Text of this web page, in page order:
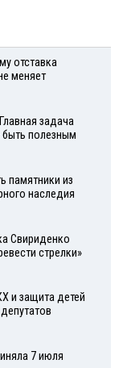
отставка
меняет
задача
быть полезным
памятники из
наследия
Свириденко
стрелки»
и защита детей
7 июля